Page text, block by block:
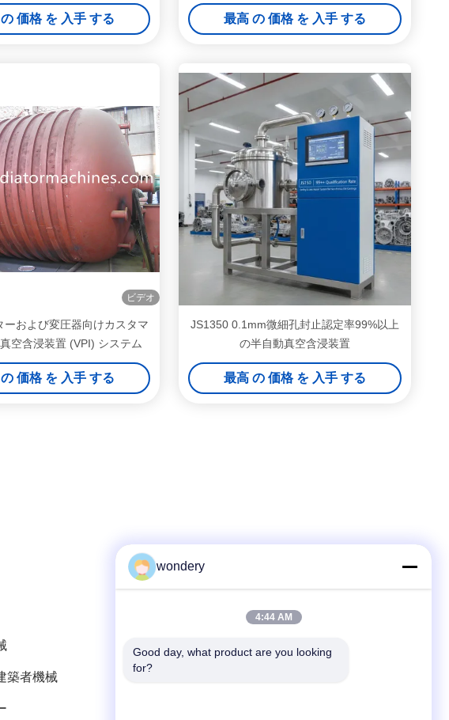
価格 を 入手 する 最高 の 価格 を 入手 する
ビデオ
ーおよび変圧器向けカスタマ
空含浸装置 (VPI) システム
価格 を 入手 する
JS1350 0.1mm微細孔封止認定率99%以上
の半自動真空含浸装置
最高 の 価格 を 入手 する
築者機械
テレ
wondery
4:44 AM
Good day, what product are you looking
for?